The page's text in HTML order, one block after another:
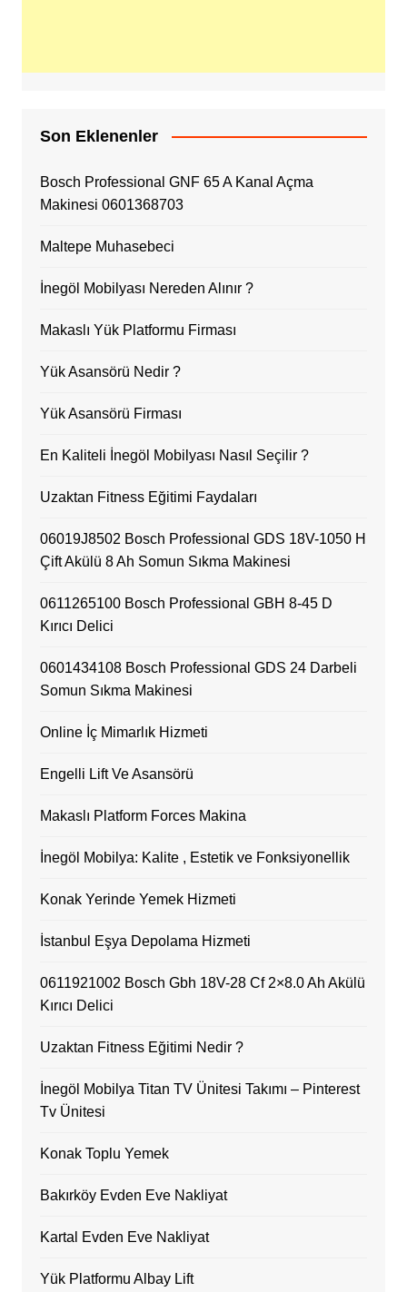
Son Eklenenler
Bosch Professional GNF 65 A Kanal Açma
Makinesi 0601368703
Maltepe Muhasebeci
İnegöl Mobilyası Nereden Alınır ?
Makaslı Yük Platformu Firması
Yük Asansörü Nedir ?
Yük Asansörü Firması
En Kaliteli İnegöl Mobilyası Nasıl Seçilir ?
Uzaktan Fitness Eğitimi Faydaları
06019J8502 Bosch Professional GDS 18V-1050 H
Çift Akülü 8 Ah Somun Sıkma Makinesi
0611265100 Bosch Professional GBH 8-45 D
Kırıcı Delici
0601434108 Bosch Professional GDS 24 Darbeli
Somun Sıkma Makinesi
Online İç Mimarlık Hizmeti
Engelli Lift Ve Asansörü
Makaslı Platform Forces Makina
İnegöl Mobilya: Kalite , Estetik ve Fonksiyonellik
Konak Yerinde Yemek Hizmeti
İstanbul Eşya Depolama Hizmeti
0611921002 Bosch Gbh 18V-28 Cf 2×8.0 Ah Akülü
Kırıcı Delici
Uzaktan Fitness Eğitimi Nedir ?
İnegöl Mobilya Titan TV Ünitesi Takımı – Pinterest
Tv Ünitesi
Konak Toplu Yemek
Bakırköy Evden Eve Nakliyat
Kartal Evden Eve Nakliyat
Yük Platformu Albay Lift